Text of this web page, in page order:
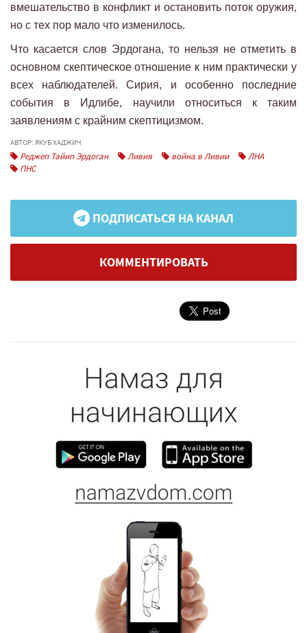
вмешательство в конфликт и остановить поток оружия,
но с тех пор мало что изменилось.
Что касается слов Эрдогана, то нельзя не отметить в
основном скептическое отношение к ним практически у
всех наблюдателей. Сирия, и особенно последние
события в Идлибе, научили относиться к таким
заявлениям с крайним скептицизмом.
АВТОР: ЯКУБ ХАДЖИЧ
Реджеп Тайип Эрдоган Ливия война в Ливии
ЛНА
ПНС
ПОДПИСАТЬСЯ НА КАНАЛ
КОММЕНТИРОВАТЬ